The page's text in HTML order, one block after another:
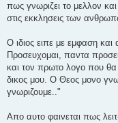
σ
ί
σ
πως γνωριζει το μελλον
στις εκκλησεις των
Ο ιδιος ειπε με εμφαση
Προσευχομαι, παντα
και τον πρωτο λογο που θα
δικος μου. Ο Θεος μονο
γνωριζουμε.."
Απο αυτο φαινεται πως